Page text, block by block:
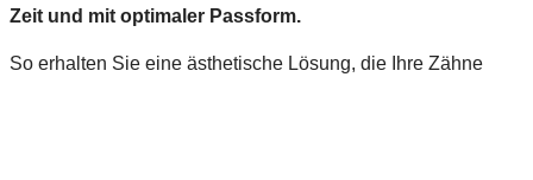
Zeit und mit optimaler Passform.
So erhalten Sie eine ästhetische Lösung, die Ihre Zähne